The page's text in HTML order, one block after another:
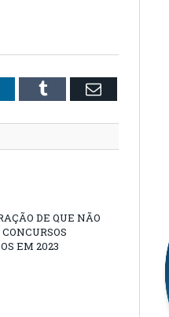
Tumblr Email
DE QUE NÃO
EM 2023